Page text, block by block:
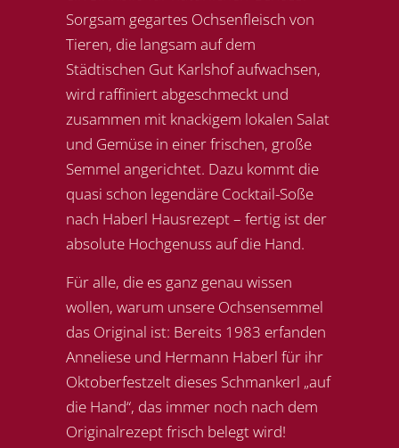
Sorgsam gegartes Ochsenfleisch von
Tieren, die langsam auf dem
Städtischen Gut Karlshof aufwachsen,
wird raffiniert abgeschmeckt und
zusammen mit knackigem lokalen Salat
und Gemüse in einer frischen, große
Semmel angerichtet. Dazu kommt die
quasi schon legendäre Cocktail-Soße
nach Haberl Hausrezept – fertig ist der
absolute Hochgenuss auf die Hand.
Für alle, die es ganz genau wissen
wollen, warum unsere Ochsensemmel
das Original ist: Bereits 1983 erfanden
Anneliese und Hermann Haberl für ihr
Oktoberfestzelt dieses Schmankerl „auf
die Hand“, das immer noch nach dem
Originalrezept frisch belegt wird!